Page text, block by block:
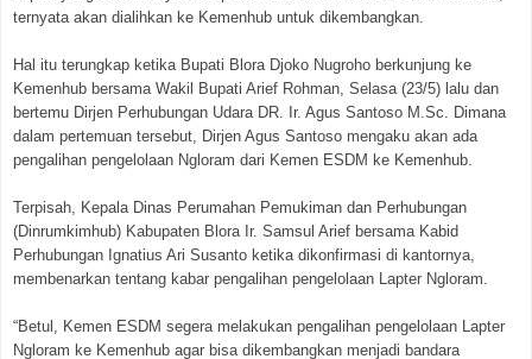
ternyata akan dialihkan ke Kemenhub untuk dikembangkan.
Hal itu terungkap ketika Bupati Blora Djoko Nugroho berkunjung ke
Kemenhub bersama Wakil Bupati Arief Rohman, Selasa (23/5) lalu dan
bertemu Dirjen Perhubungan Udara DR. Ir. Agus Santoso M.Sc. Dimana
dalam pertemuan tersebut, Dirjen Agus Santoso mengaku akan ada
pengalihan pengelolaan Ngloram dari Kemen ESDM ke Kemenhub.
Terpisah, Kepala Dinas Perumahan Pemukiman dan Perhubungan
(Dinrumkimhub) Kabupaten Blora Ir. Samsul Arief bersama Kabid
Perhubungan Ignatius Ari Susanto ketika dikonfirmasi di kantornya,
membenarkan tentang kabar pengalihan pengelolaan Lapter Ngloram.
“Betul, Kemen ESDM segera melakukan pengalihan pengelolaan Lapter
Ngloram ke Kemenhub agar bisa dikembangkan menjadi bandara